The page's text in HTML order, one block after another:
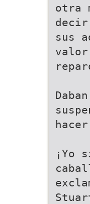
otra
sus
¡Yo